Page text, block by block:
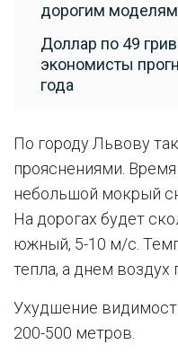
дорогим моделям
Доллар по 49
экономисты
года
По городу Львову
прояснениями.
небольшой мокрый
На дорогах будет
южный, 5-10 м/с.
тепла, а днем воздух
Ухудшение
200-500 метров.